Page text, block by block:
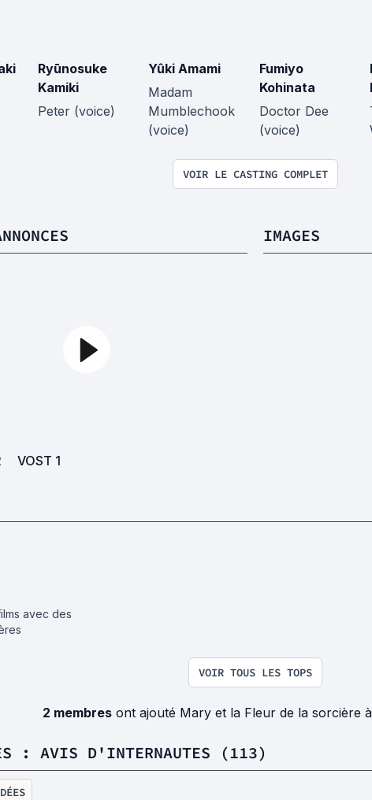
Ryūnosuke
Kamiki
Peter (voice)
Yûki Amami
Madam
Mumblechook
(voice)
Fumiyo
Kohinata
Doctor Dee
(voice)
VOIR LE CASTING COMPLET
VOST 1
IMAGES
avec des
VOIR TOUS LES TOPS
2 membres ont ajouté Mary et la Fleur de la sorcière
: AVIS D'INTERNAUTES (113)